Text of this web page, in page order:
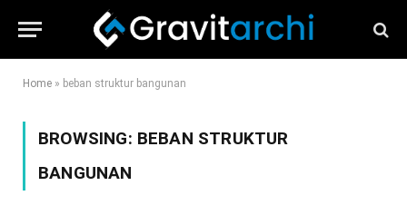
Home » beban struktur bangunan
BROWSING: BEBAN STRUKTUR
BANGUNAN